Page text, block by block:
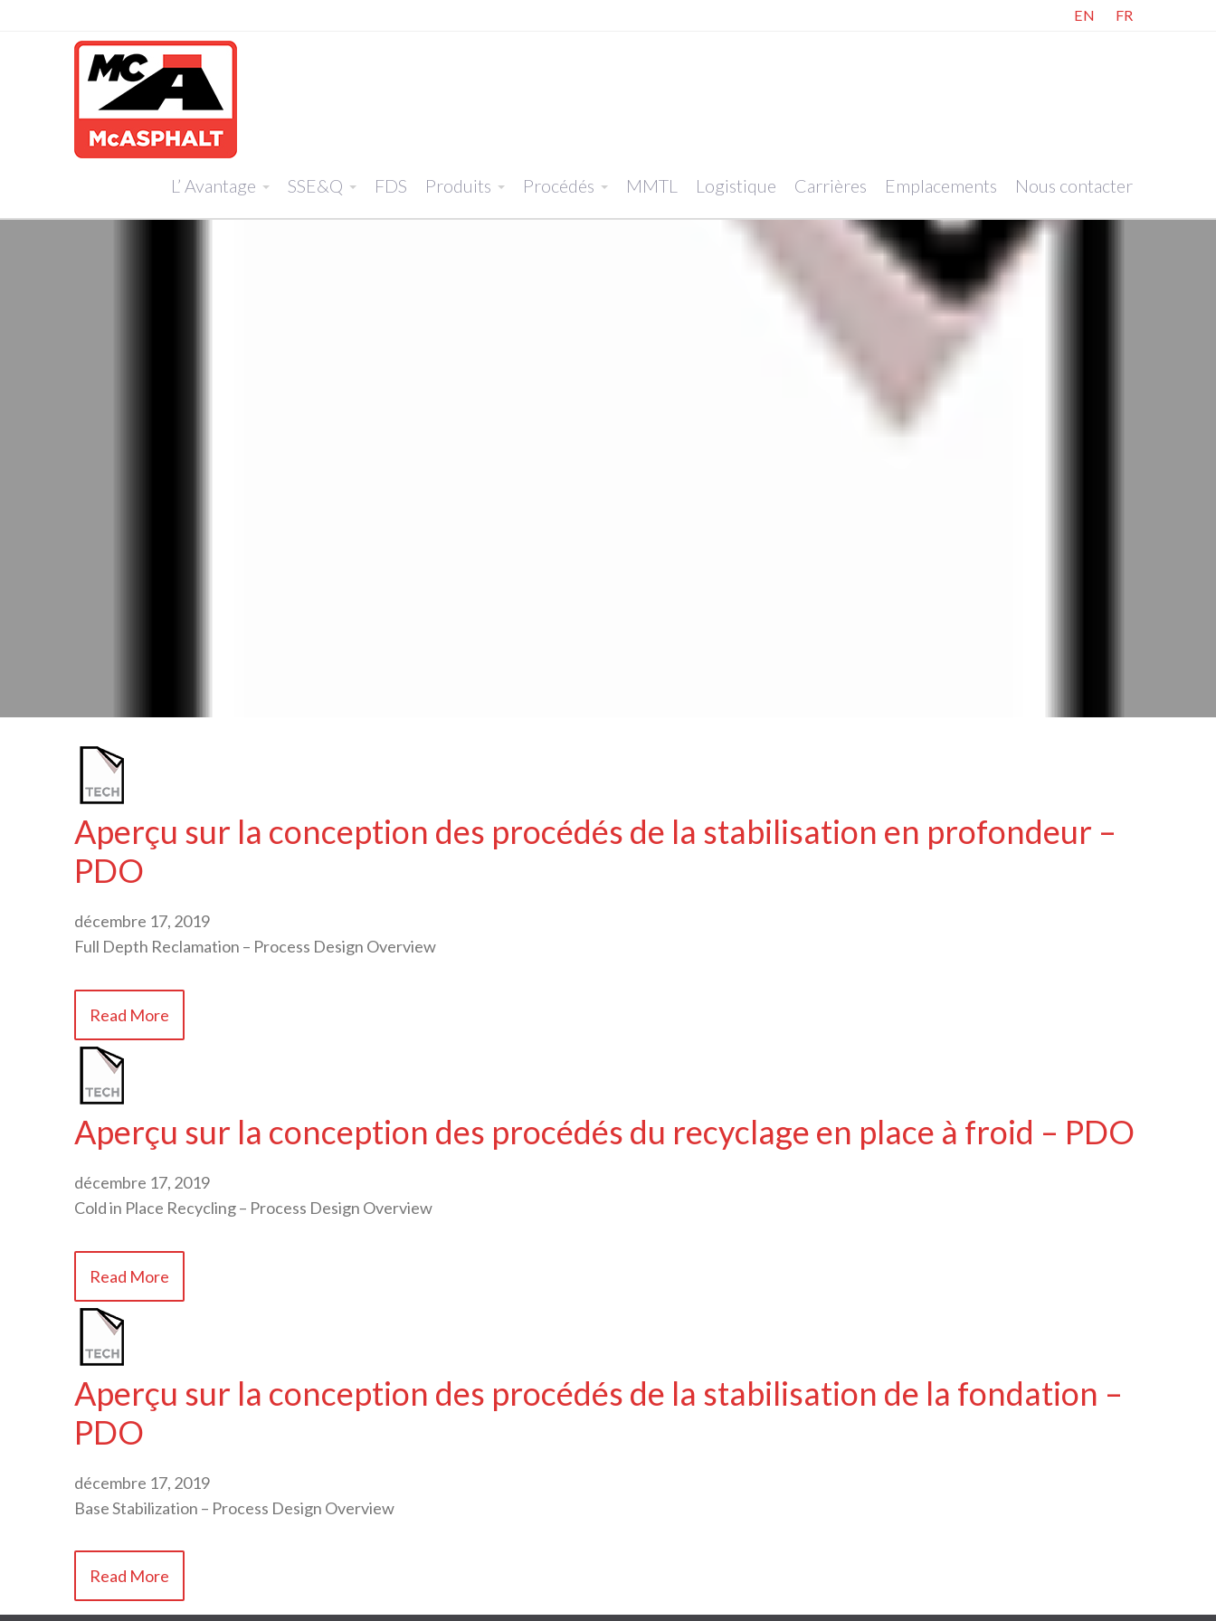
EN FR
L’ Avantage SSE&Q FDS Produits Procédés MMTL Logistique Carrières Emplacements Nous contacter
Aperçu sur la conception des procédés de la stabilisation en profondeur –
PDO
décembre 17, 2019
Full Depth Reclamation – Process Design Overview
Read More
Aperçu sur la conception des procédés du recyclage en place à froid – PDO
décembre 17, 2019
Cold in Place Recycling – Process Design Overview
Read More
Aperçu sur la conception des procédés de la stabilisation de la fondation –
PDO
décembre 17, 2019
Base Stabilization – Process Design Overview
Read More